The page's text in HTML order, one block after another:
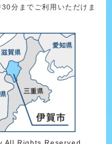
分までご利用いただけま